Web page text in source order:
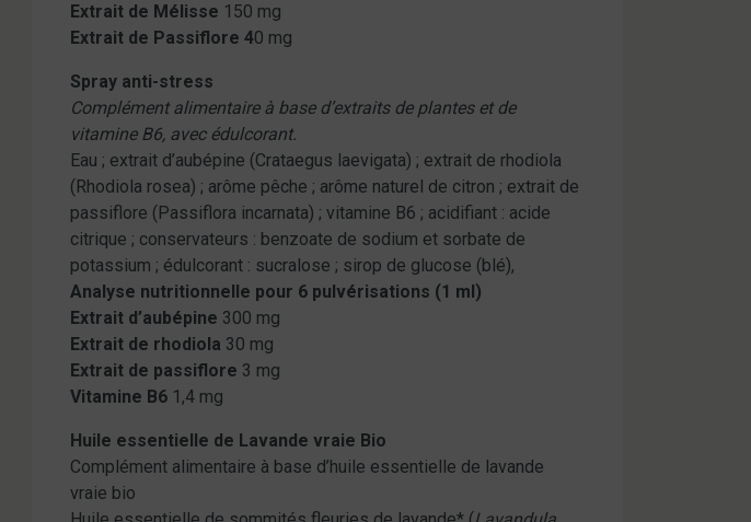
Extrait de Mélisse 150 mg
Extrait de Passiflore 40 mg
Spray anti-stress
Complément alimentaire à base d’extraits de plantes et de
vitamine B6, avec édulcorant.
Eau ; extrait d’aubépine (Crataegus laevigata) ; extrait de rhodiola
(Rhodiola rosea) ; arôme pêche ; arôme naturel de citron ; extrait de
passiflore (Passiflora incarnata) ; vitamine B6 ; acidifiant : acide
citrique ; conservateurs : benzoate de sodium et sorbate de
potassium ; édulcorant : sucralose ; sirop de glucose (blé),
Analyse nutritionnelle pour 6 pulvérisations (1 ml)
Extrait d’aubépine 300 mg
Extrait de rhodiola 30 mg
Extrait de passiflore 3 mg
Vitamine B6 1,4 mg
Huile essentielle de Lavande vraie Bio
Complément alimentaire à base d’huile essentielle de lavande
vraie bio